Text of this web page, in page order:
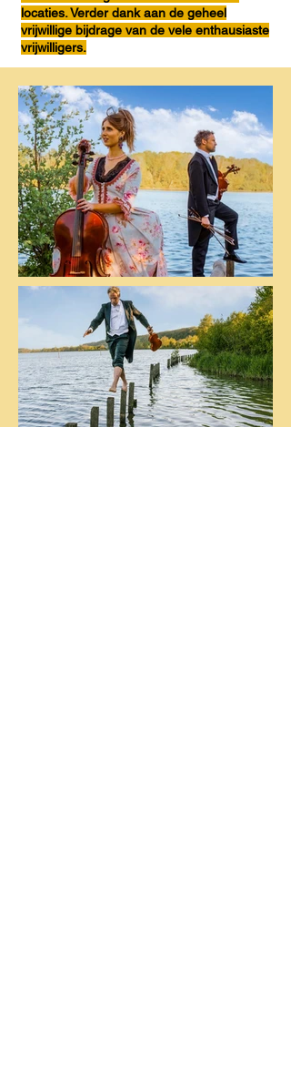
locaties. Verder dank aan de geheel
vrijwillige bijdrage van de vele enthausiaste
vrijwilligers.